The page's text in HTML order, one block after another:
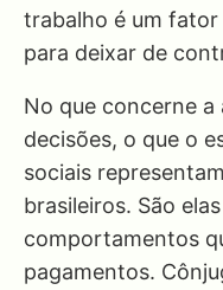
trabalho é um
para deixar de
No que concerne
decisões, o que o
sociais
brasileiros. São
comportamentos
pagamentos.